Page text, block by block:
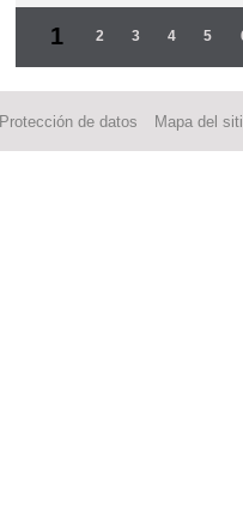
Páginas
1 2 3 4 5
Protección de datos Mapa del